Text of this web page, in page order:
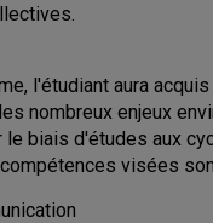
l'étudiant aura
nombreux enjeux
biais d'études aux
visées